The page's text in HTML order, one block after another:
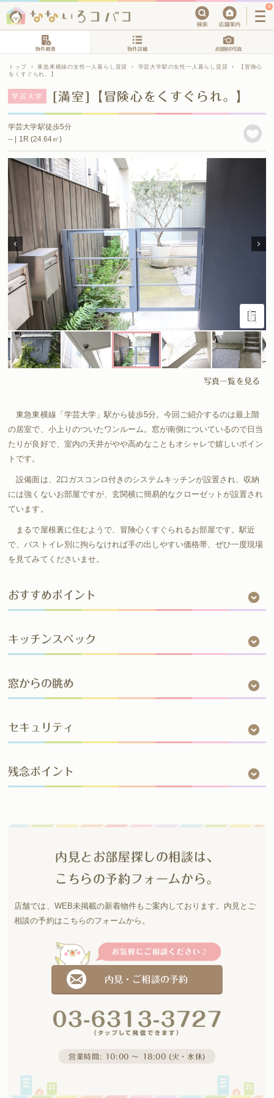
0
トップ › 東急東横線の女性一人暮らし賃貸 › 学芸大学駅の女性一人暮らし賃貸 ›
【冒険心
をくすぐられ。】
学芸大学 [満室]【冒険心をくすぐられ。】
学芸大学駅徒歩5分
-- | 1R (24.64㎡)
写真一覧を見る
東急東横線「学芸大学」駅から徒歩5分。今回ご紹介するのは最上階
の居室で、小上りのついたワンルーム。窓が南側についているので日当
たりが良好で、室内の天井がやや高めなこともオシャレで嬉しいポイン
トです。
設備面は、2口ガスコンロ付きのシステムキッチンが設置され、収納
には強くないお部屋ですが、玄関横に簡易的なクローゼットが設置され
ています。
まるで屋根裏に住むようで、冒険心くすぐられるお部屋です。駅近
で、バストイレ別に拘らなければ手の出しやすい価格帯、ぜひ一度現場
を見てみてくださいませ。
おすすめポイント
キッチンスペック
窓からの眺め
セキュリティ
残念ポイント
内見とお部屋探しの相談は、
こちらの予約フォームから。
店舗では、WEB未掲載の新着物件もご案内しております。 内見とご
相談の予約はこちらのフォームから。
内見・ご相談の予約
営業時間: 10:00 〜 18:00 (火・水休)